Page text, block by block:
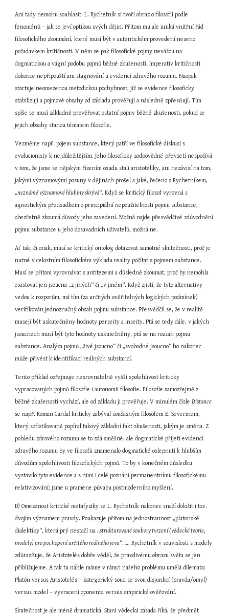
Ani tady nemohu souhlasit. L. Rychetník si tvoří obraz o filosofii podle
fenoménů – jak se jeví optikou svých dějin. Přitom mu ale uniká vnitřní řád
filosofického zkoumání, které musí být v autentickém provedení neseno
požadavkem kritičnosti. V něm se pak filosofické pojmy nevážou na
dogmatickou a vágní podobu pojmů běžné zkušenosti. Imperativ kritičnosti
dokonce nepřipouští ani stagnování u evidencí zdravého rozumu. Naopak
startuje neomezenou metodickou pochybnost, jíž se evidence filosoficky
stabilizují a pojmové obsahy od základu prověřují a následně zpřesňují. Tím
spíše se musí základně prověřovat ostatní pojmy běžné zkušenosti, pokud se
jejich obsahy stanou tématem filosofie.
Vezměme např. pojem substance, který patří ve filosofické diskusi s
evolucionisty k nejdůležitějším. Jeho filosoficky zodpovědné převzetí nespočívá
v tom, že jsme se nějakým řízením osudu stali aristoteliky, ani nezávisí na tom,
jakými významovými posuny v dějinách prošel a jaké, řečeno s Rychetníkem,
„neznámé významové hlubiny skrývá“. Když se kritický filosof vyrovná s
agnostickým předsudkem o principiální nepoužitelnosti pojmu substance,
obezřetně zkoumá důvody jeho zavedení. Možná najde přesvědčivé zdůvodnění
pojmu substance u jeho dosavadních uživatelů, možná ne.
Ať tak, či onak, musí se kritický ontolog dotazovat samotné skutečnosti, proč je
nutné v celostním filosofickém výkladu reality počítat s pojmem substance.
Musí se přitom vyrovnávat s antitezemi a důsledně zkoumat, proč by nemohla
existovat jen jsoucna „z jiných“ či „v jiném“. Když zjistí, že tyto alternativy
vedou k rozporům, má tím (za určitých ověřitelných logických podmínek)
verifikován jednoznačný obsah pojmu substance. Přesvědčil se, že v realitě
musejí být uskutečněny hodnoty perseity a inseity. Ptá se tedy dále, v jakých
jsoucnech musí být tyto hodnoty uskutečněny, ptá se na rozsah pojmu
substance. Analýza pojmů „živé jsoucno“ či „svobodné jsoucno“ ho nakonec
může přivést k identifikaci reálných substancí.
Tento příklad ozřejmuje nesrovnatelně vyšší spolehlivost kriticky
vypracovaných pojmů filosofie i autonomii filosofie. Filosofie samozřejmě z
běžné zkušenosti vychází, ale od základu ji prověřuje. V minulém čísle Distance
se např. Roman Cardal kriticky zabýval současným filosofem E. Severinem,
který sofistikovaně popíral takový základní fakt zkušenosti, jakým je změna. Z
pohledu zdravého rozumu se to zdá směšné, ale dogmatické přijetí evidencí
zdravého rozumu by ve filosofii znamenalo dogmatické oslepnutí k hlubším
důvodům spolehlivosti filosofických pojmů. To by v konečném důsledku
vystavilo tyto evidence a s nimi i celé poznání permanentnímu filosofickému
relativizování; jsme u pramene půvabu postmoderního myšlení.
D) Omezenost kritické metafyziky se L. Rychetník nakonec snaží doložit i tzv.
dvojím významem pravdy. Poukazuje přitom na jednostrannost „platonské
dialektiky“, která prý nestačí na „strukturované soubory tvrzení (vědecké teorie,
modely) pro pochopení určitého reálného jevu“. L. Rychetník v souvislosti s modely
zdůrazňuje, že Aristotelés dobře věděl, že pravdivému obrazu světa se jen
přibližujeme. A tak tu náhle máme v rámci našeho problému umělá dilemata:
Platón versus Aristotelés – kategorický soud se svou disjunkcí (pravda/omyl)
versus model – vyvracení oponenta versus empirické ověřování.
Skutečnost je ale méně dramatická. Stará vědecká zásada říká, že předmět